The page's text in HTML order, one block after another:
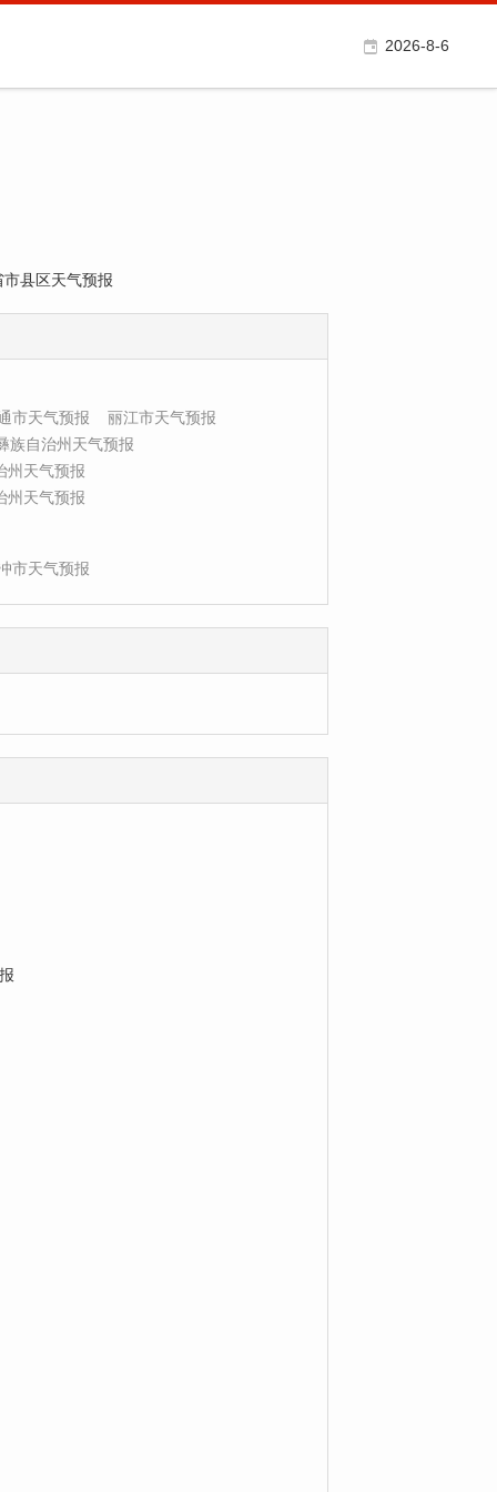
2026-8-6
县区天气预报
市天气预报
丽江市天气预报
族自治州天气预报
州天气预报
州天气预报
市天气预报